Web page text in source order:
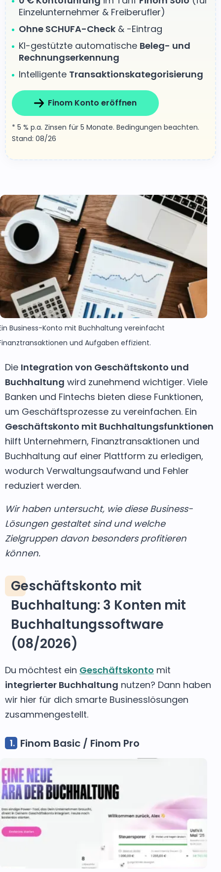
Einzelunternehmer & Freiberufler)
Ohne SCHUFA-Check & -Eintrag
KI-gestützte automatische Beleg- und
Rechnungserkennung
Intelligente Transaktionskategorisierung
Finom Konto eröffnen
* 5 % p.a. Zinsen für 5 Monate. Bedingungen beachten.
Stand: 08/26
Business-Konto mit Buchhaltung vereinfacht
und Aufgaben effizient.
Die Integration von Geschäftskonto und
Buchhaltung wird zunehmend wichtiger. Viele
Banken und Fintechs bieten diese Funktionen,
um Geschäftsprozesse zu vereinfachen. Ein
Geschäftskonto mit Buchhaltungsfunktionen
hilft Unternehmern, Finanztransaktionen und
Buchhaltung auf einer Plattform zu erledigen,
wodurch Verwaltungsaufwand und Fehler
reduziert werden.
Wir haben untersucht, wie diese Business-
Lösungen gestaltet sind und welche
Zielgruppen davon besonders profitieren
können.
Geschäftskonto mit
Buchhaltung: 3 Konten mit
Buchhaltungssoftware
(08/2026)
Du möchtest ein Geschäftskonto mit
integrierter Buchhaltung nutzen? Dann haben
wir hier für dich smarte Businesslösungen
zusammengestellt.
Finom Basic / Finom Pro